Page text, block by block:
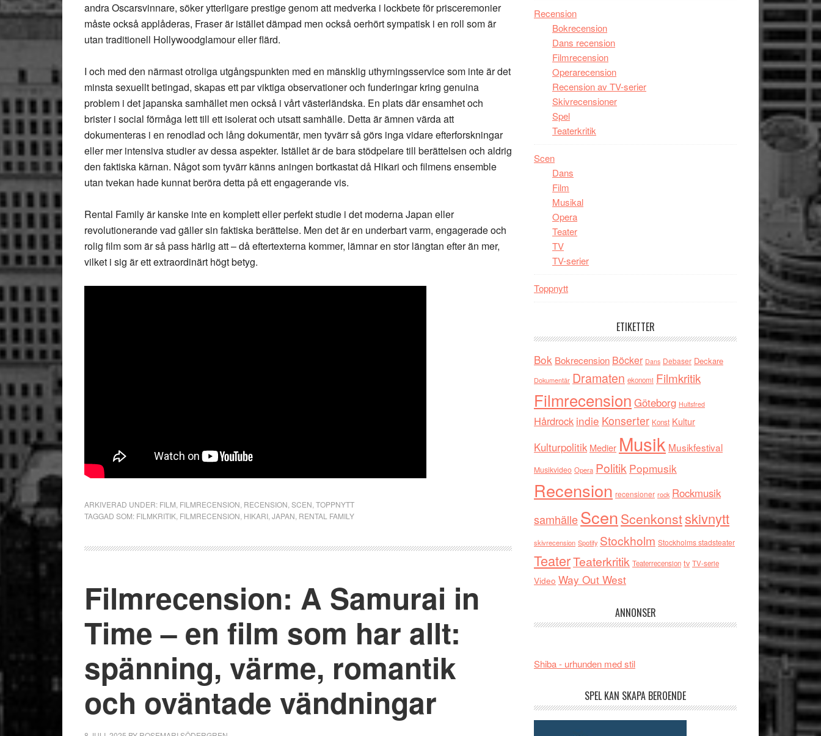
andra Oscarsvinnare, söker ytterligare prestige genom att medverka i lockbete för prisceremonier
måste också applåderas, Fraser är istället dämpad men också oerhört sympatisk i en roll som är
utan traditionell Hollywoodglamour eller flärd.
I och med den närmast otroliga utgångspunkten med en mänsklig uthyrningsservice som inte är det
minsta sexuellt betingad, skapas ett par viktiga observationer och funderingar kring genuina
problem i det japanska samhället men också i vårt västerländska. En plats där ensamhet och
brister i social förmåga lett till ett isolerat och utsatt samhälle. Detta är ämnen värda att
dokumenteras i en renodlad och lång dokumentär, men tyvärr så görs inga vidare efterforskningar
eller mer intensiva studier av dessa aspekter. Istället är de bara stödpelare till berättelsen och aldrig
den faktiska kärnan. Något som tyvärr känns aningen bortkastat då Hikari och filmens ensemble
utan tvekan hade kunnat beröra detta på ett engagerande vis.
Rental Family är kanske inte en komplett eller perfekt studie i det moderna Japan eller
revolutionerande vad gäller sin faktiska berättelse. Men det är en underbart varm, engagerade och
rolig film som är så pass härlig att – då eftertexterna kommer, lämnar en stor längtan efter än mer,
vilket i sig är ett extraordinärt högt betyg.
ARKIVERAD UNDER: FILM FILMRECENSION RECENSION SCEN TOPPNYTT
TAGGAD SOM: FILMKRITIK FILMRECENSION HIKARI JAPAN RENTAL FAMILY
Filmrecension: A Samurai in
Time – en film som har allt:
spänning, värme, romantik
och oväntade vändningar
Recension
Bokrecension
Dans recension
Filmrecension
Operarecension
Recension av TV-serier
Skivrecensioner
Spel
Teaterkritik
Scen
Dans
Film
Musikal
Opera
Teater
TV
TV-serier
Toppnytt
ETIKETTER
Bok Bokrecension Böcker Dans Debaser Deckare
Dokumentär Dramaten ekonomi Filmkritik
Filmrecension Göteborg Hultsfred
Hårdrock indie Konserter Konst Kultur
Kulturpolitik Medier Musik Musikfestival
Musikvideo Opera Politik Popmusik
Recension recensioner rock Rockmusik
samhälleScen Scenkonstskivnytt
skivrecension Spotify Stockholm Stockholms stadsteater
TeaterTeaterkritik Teaterrecension tv TV-serie
Video Way Out West
ANNONSER
Shiba - urhunden med stil
SPEL KAN SKAPA BEROENDE